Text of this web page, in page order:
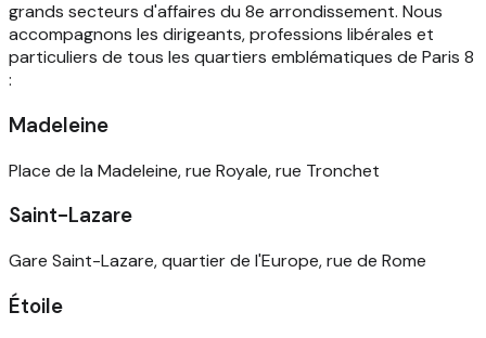
grands secteurs d'affaires du 8e arrondissement. Nous
accompagnons les dirigeants, professions libérales et
particuliers de tous les quartiers emblématiques de Paris 8
:
Madeleine
Place de la Madeleine, rue Royale, rue Tronchet
Saint-Lazare
Gare Saint-Lazare, quartier de l'Europe, rue de Rome
Étoile